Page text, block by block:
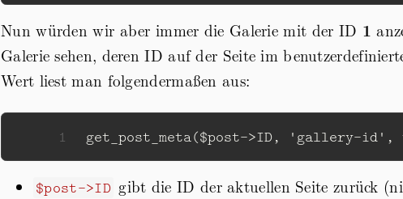
Nun würden wir aber immer die Galerie mit der ID 1
Galerie sehen, deren ID auf der Seite im
Wert liest man folgendermaßen aus:
1 get_post_meta($post->ID, 'gallery-id' ,
$post->ID gibt die ID der aktuellen Seite zurück